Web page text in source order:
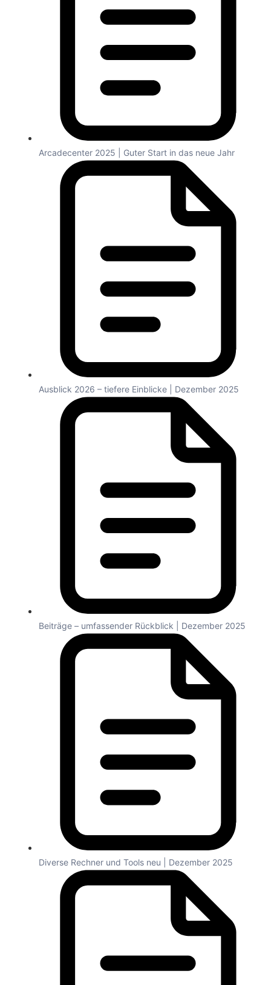
Arcadecenter 2025 | Guter Start in das neue Jahr
Ausblick 2026 – tiefere Einblicke | Dezember 2025
Beiträge – umfassender Rückblick | Dezember 2025
Diverse Rechner und Tools neu | Dezember 2025